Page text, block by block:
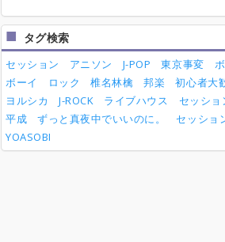
タグ検索
セッション アニソン J-POP 東京事変
ボーイ
ロック 椎名林檎 邦楽 初心者大
ヨルシカ
J-ROCK ライブハウス セッショ
平成
ずっと真夜中でいいのに。 セッショ
YOASOBI